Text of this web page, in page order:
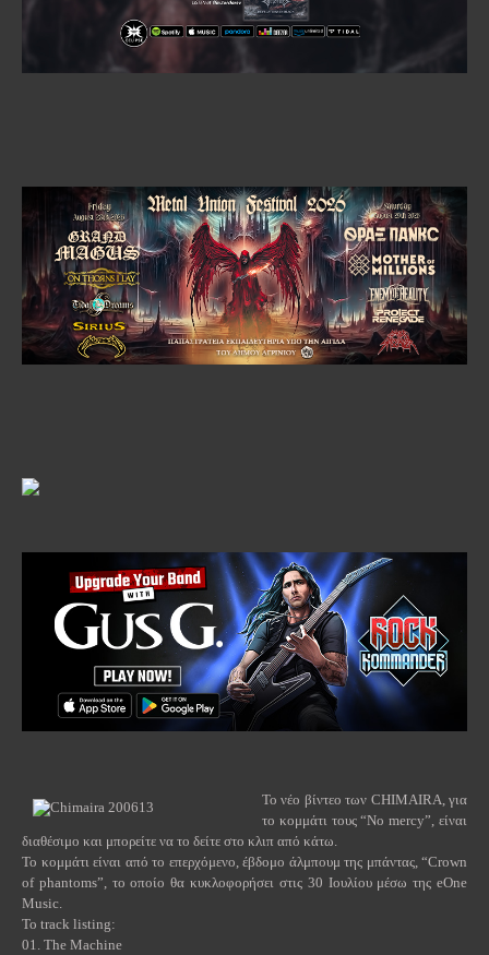
Το νέο βίντεο των CHIMAIRA , για
το κομμάτι τους “No mercy”, είναι
διαθέσιμο και μπορείτε να το δείτε στο κλιπ από κάτω.
Το κομμάτι είναι από το επερχόμενο, έβδομο άλμπουμ της μπάντας, “Crown
of phantoms”, το οποίο θα κυκλοφορήσει στις 30 Ιουλίου μέσω τηςeOne
Music
To track listing:
01. The Machine